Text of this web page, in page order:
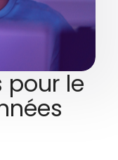
pour le